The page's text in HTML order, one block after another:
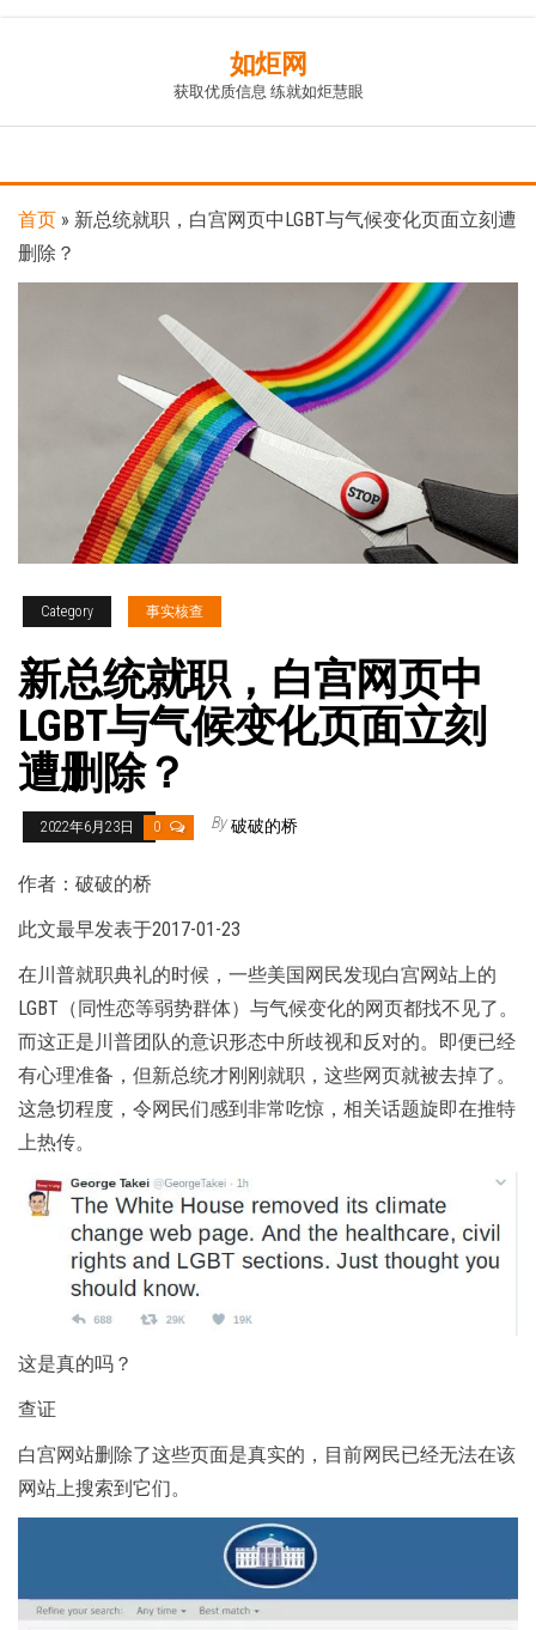
content
如炬网
获取优质信息 练就如炬慧眼
首页 » 新总统就职，白宫网页中LGBT与气候变化页面立刻遭
删除？
Category 事实核查
新总统就职，白宫网页中
LGBT与气候变化页面立刻
遭删除？
2022年6月23日 0 By 破破的桥
作者：破破的桥
此文最早发表于2017-01-23
在川普就职典礼的时候，一些美国网民发现白宫网站上的
LGBT（同性恋等弱势群体）与气候变化的网页都找不见了。
而这正是川普团队的意识形态中所歧视和反对的。即便已经
有心理准备，但新总统才刚刚就职，这些网页就被去掉了。
这急切程度，令网民们感到非常吃惊，相关话题旋即在推特
上热传。
这是真的吗？
查证
白宫网站删除了这些页面是真实的，目前网民已经无法在该
网站上搜索到它们。